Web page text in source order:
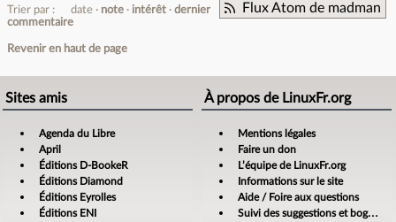
Flux Atom de madman
Trier par : date note intérêt
dernier
commentaire
Revenir en haut de page
Sites amis
Agenda du Libre
April
Éditions D-BookeR
Éditions Diamond
Éditions Eyrolles
Éditions ENI
À propos de LinuxFr.org
Mentions légales
Faire un don
L’équipe de LinuxFr.org
Informations sur le site
Aide / Foire aux questions
Suivi des suggestions et bogues